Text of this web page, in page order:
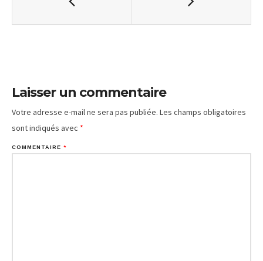
Laisser un commentaire
Votre adresse e-mail ne sera pas publiée. Les champs obligatoires
sont indiqués avec *
COMMENTAIRE *